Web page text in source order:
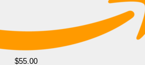
$55.00